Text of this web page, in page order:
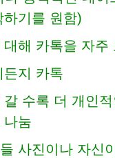
기를 원함)
해 카톡을 자주
지 카톡
수록 더 개인
나눔
사진이나 자신